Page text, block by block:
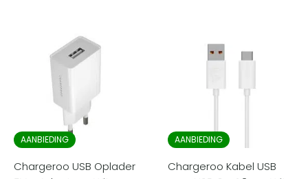
AANBIEDING
Chargeroo USB Oplader
AANBIEDING
Chargeroo Kabel USB